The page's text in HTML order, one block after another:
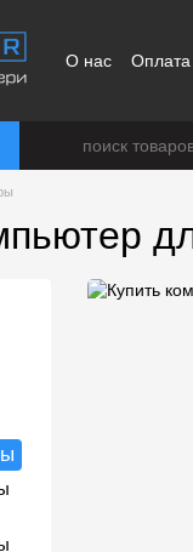
О нас Оплата